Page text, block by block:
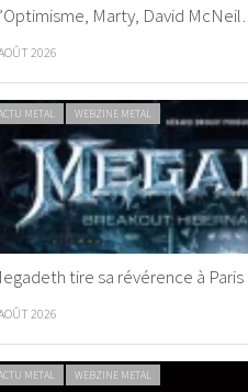
Marty, David
2026
METAL WEBZINE METAL
tire sa révérence à
2026
METAL WEBZINE METAL